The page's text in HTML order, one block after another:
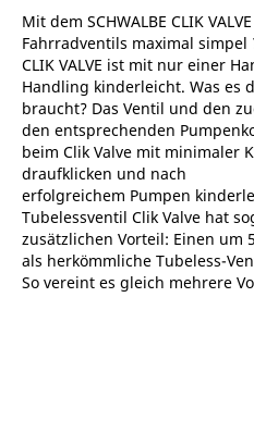
Mit dem SCHWALBE CLIK
Fahrradventils maximal simpel
CLIK VALVE ist mit nur einer
Handling kinderleicht. Was es
braucht? Das Ventil und den
den entsprechenden
beim Clik Valve mit minimaler
draufklicken und nach
erfolgreichem Pumpen
Tubelessventil Clik Valve hat
zusätzlichen Vorteil: Einen um
als herkömmliche Tubeless-
So vereint es gleich mehrere